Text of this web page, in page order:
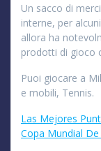
Un sacco di
interne, per
allora ha
prodotti di gioco
Puoi giocare a
e mobili, Tennis.
Las Mejores
Copa Mundial